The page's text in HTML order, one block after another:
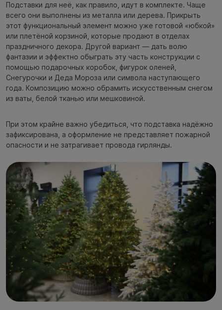
Подставки для неё, как правило, идут в комплекте. Чаще
всего они выполнены из металла или дерева. Прикрыть
этот функциональный элемент можно уже готовой «юбкой»
или плетёной корзиной, которые продают в отделах
праздничного декора. Другой вариант — дать волю
фантазии и эффектно обыграть эту часть конструкции с
помощью подарочных коробок, фигурок оленей,
Снегурочки и Деда Мороза или символа наступающего
года. Композицию можно обрамить искусственным снегом
из ваты, белой тканью или мешковиной.
При этом крайне важно убедиться, что подставка надёжно
зафиксирована, а оформление не представляет пожарной
опасности и не затрагивает провода гирлянды.